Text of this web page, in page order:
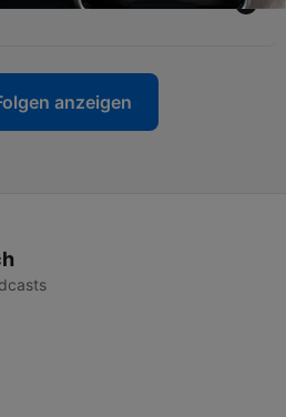
anzeigen